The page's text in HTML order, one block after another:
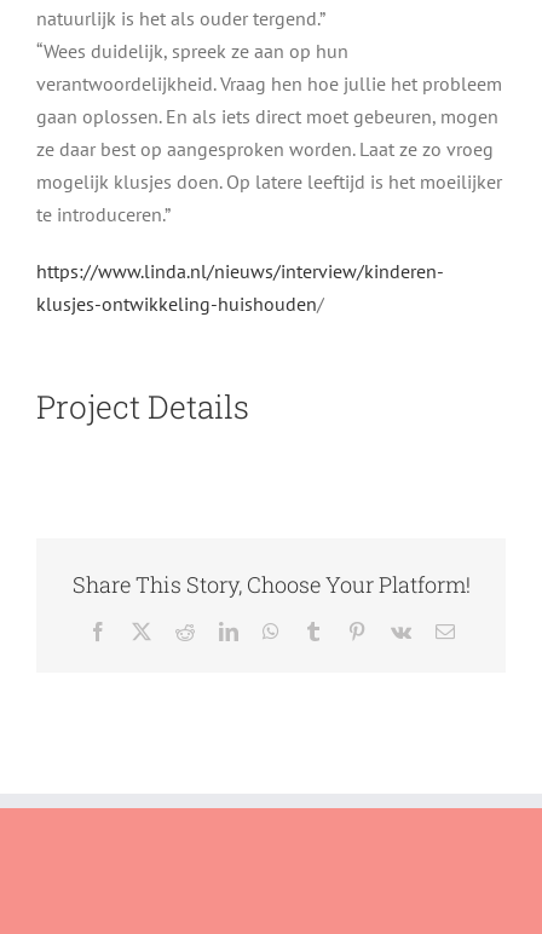
natuurlijk is het als ouder tergend.”
“Wees duidelijk, spreek ze aan op hun
verantwoordelijkheid. Vraag hen hoe jullie het probleem
gaan oplossen. En als iets direct moet gebeuren, mogen
ze daar best op aangesproken worden. Laat ze zo vroeg
mogelijk klusjes doen. Op latere leeftijd is het moeilijker
te introduceren.”
https://www.linda.nl/nieuws/interview/kinderen-
klusjes-ontwikkeling-huishouden/
Project Details
Share This Story, Choose Your Platform!
Facebook RedditLinkedInWhatsApp
Tumblr Pinterest
Vk
E-